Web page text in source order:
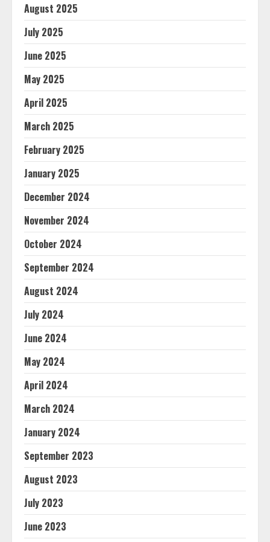
August 2025
July 2025
June 2025
May 2025
April 2025
March 2025
February 2025
January 2025
December 2024
November 2024
October 2024
September 2024
August 2024
July 2024
June 2024
May 2024
April 2024
March 2024
January 2024
September 2023
August 2023
July 2023
June 2023